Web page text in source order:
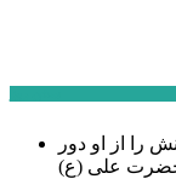
را از او دور
علی (ع)